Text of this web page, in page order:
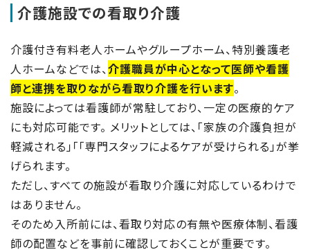
介護施設での看取り介護
介護付き有料老人ホームやグループホーム、特別養護老
人ホームなどでは、介護職員が中心となって医師や看護
師と連携を取りながら看取り介護を行います。
施設によっては看護師が常駐しており、一定の医療的ケア
にも対応可能です。 メリットとしては、「家族の介護負担が
軽減される」「「専門スタッフによるケアが受けられる」が挙
げられます。
ただし、すべての施設が看取り介護に対応しているわけで
はありません。
そのため入所前には、看取り対応の有無や医療体制、看護
師の配置などを事前に確認しておくことが重要です。